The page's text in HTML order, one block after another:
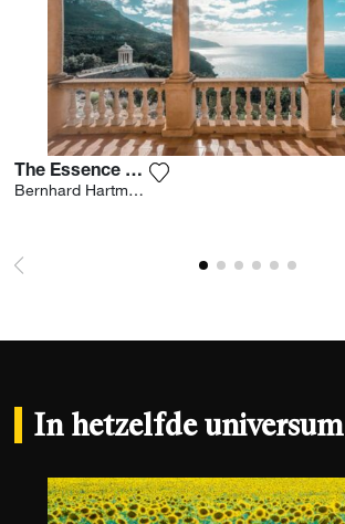
The Essence Of Beauty
Bernhard Hartmann
In hetzelfde universum